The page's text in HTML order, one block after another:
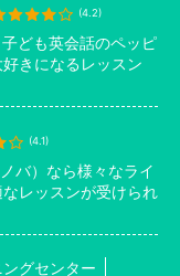
(4.2)
ども英会話のペッピ
きになるレッスン
(4.1)
バ）なら様々なライ
レッスンが受けられ
グセンター